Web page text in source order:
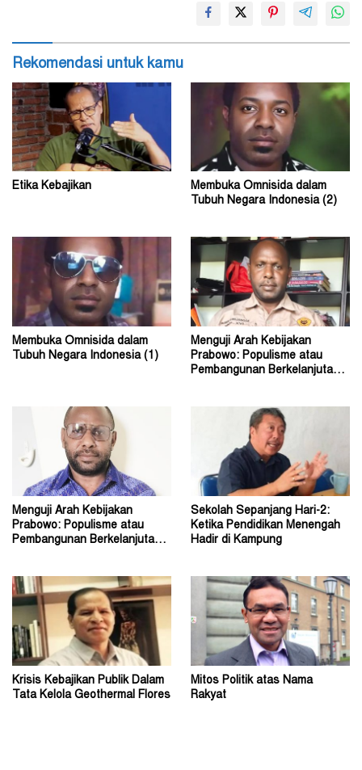
Rekomendasi untuk kamu
Etika Kebajikan
Membuka Omnisida dalam
Tubuh Negara Indonesia (2)
Membuka Omnisida dalam
Tubuh Negara Indonesia (1)
Menguji Arah Kebijakan
Prabowo: Populisme atau
Pembangunan Berkelanjutan?
Menguji Arah Kebijakan
Prabowo: Populisme atau
Pembangunan Berkelanjutan?
Sekolah Sepanjang Hari-2:
Ketika Pendidikan Menengah
Hadir di Kampung
Krisis Kebajikan Publik Dalam
Tata Kelola Geothermal Flores
Mitos Politik atas Nama
Rakyat